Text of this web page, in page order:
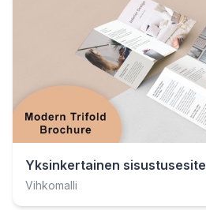
Yksinkertainen sisustusesite
Vihkomalli